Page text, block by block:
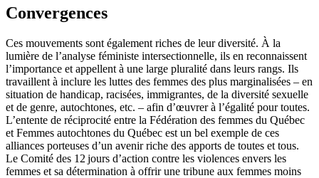
Convergences
Ces mouvements sont également riches de leur diversité. À la
lumière de l’analyse féministe intersectionnelle, ils en reconnaissent
l’importance et appellent à une large pluralité dans leurs rangs. Ils
travaillent à inclure les luttes des femmes des plus marginalisées – en
situation de handicap, racisées, immigrantes, de la diversité sexuelle
et de genre, autochtones, etc. – afin d’œuvrer à l’égalité pour toutes.
L’entente de réciprocité entre la Fédération des femmes du Québec
et Femmes autochtones du Québec est un bel exemple de ces
alliances porteuses d’un avenir riche des apports de toutes et tous.
Le Comité des 12 jours d’action contre les violences envers les
femmes et sa détermination à offrir une tribune aux femmes moins